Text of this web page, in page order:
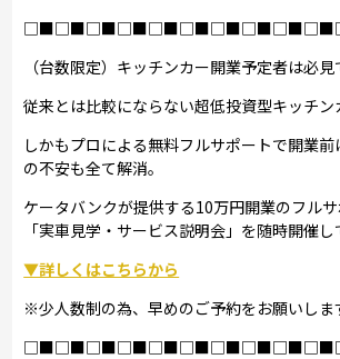
（台数限定）キッチンカー開業予定者は必見
従来とは比較にならない超低投資型キッチン
しかもプロによる無料フルサポートで開業
の不安も全て解消。
ケータバンクが提供する10万円開業のフル
「実車見学・サービス説明会」を随時開催し
▼詳しくはこちらから
※少人数制の為、早めのご予約をお願いしま